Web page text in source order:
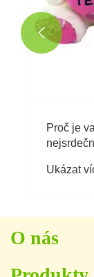
Proč je
Ukázat

O nás